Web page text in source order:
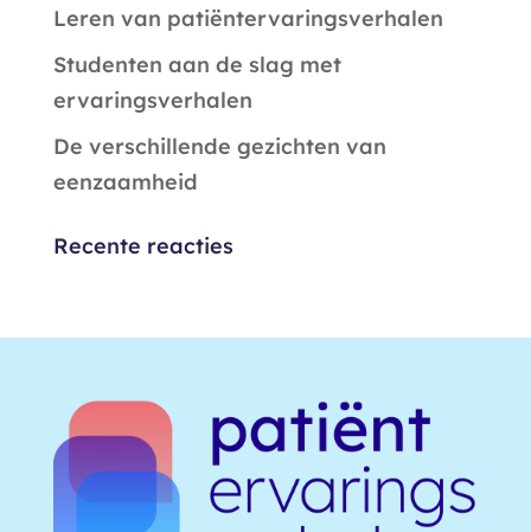
Leren van patiëntervaringsverhalen
Studenten aan de slag met
ervaringsverhalen
De verschillende gezichten van
eenzaamheid
Recente reacties